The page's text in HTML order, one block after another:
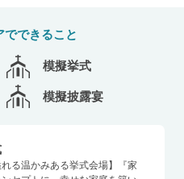
でできること
模擬挙式
模擬披露宴
れる温かみある挙式会場】『家